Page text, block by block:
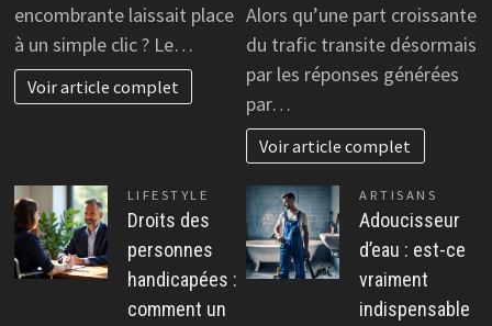
encombrante laissait place
à un simple clic ? Le…
Voir article complet
Alors qu’une part croissante
du trafic transite désormais
par les réponses générées
par…
Voir article complet
LIFESTYLE
Droits des
personnes
handicapées :
comment un
ARTISANS
Adoucisseur
d’eau : est-ce
vraiment
indispensable